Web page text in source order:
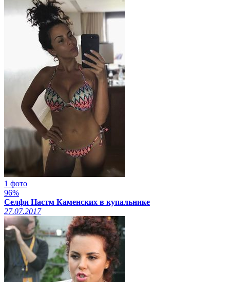
1 фото
96%
Селфи Настм Каменских в купальнике
27.07.2017